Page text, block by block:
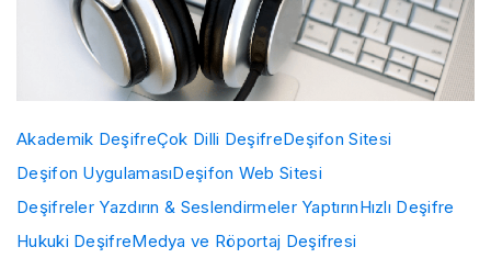
Akademik DeşifreÇok Dilli DeşifreDeşifon Sitesi
Deşifon UygulamasıDeşifon Web Sitesi
Deşifreler Yazdırın & Seslendirmeler YaptırınHızlı Deşifre
Hukuki DeşifreMedya ve Röportaj Deşifresi